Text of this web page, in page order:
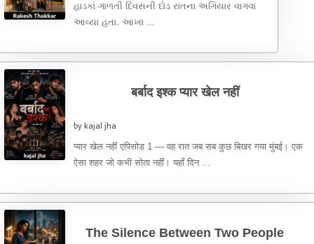
હાડકાં ગાળતી દિવસની દોડ રાતના અગિયાર વાગવા
આવ્યા હતા. આખા ...
बर्बाद इश्क प्यार खेल नहीं
by kajal jha
प्यार खेल नहीं एपिसोड 1 — वह रात जब सब कुछ बिखर गया मुंबई। एक
ऐसा शहर जो कभी सोता नहीं। यहाँ दिन ...
The Silence Between Two People